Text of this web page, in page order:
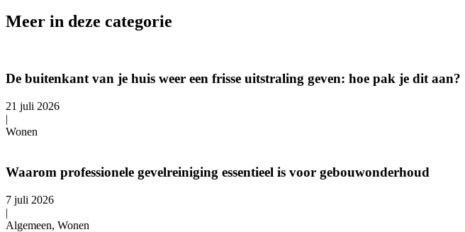
Meer in deze categorie
De buitenkant van je huis weer een frisse uitstraling geven: hoe pak je dit aan?
21 juli 2026
|
Wonen
Waarom professionele gevelreiniging essentieel is voor gebouwonderhoud
7 juli 2026
|
Algemeen, Wonen